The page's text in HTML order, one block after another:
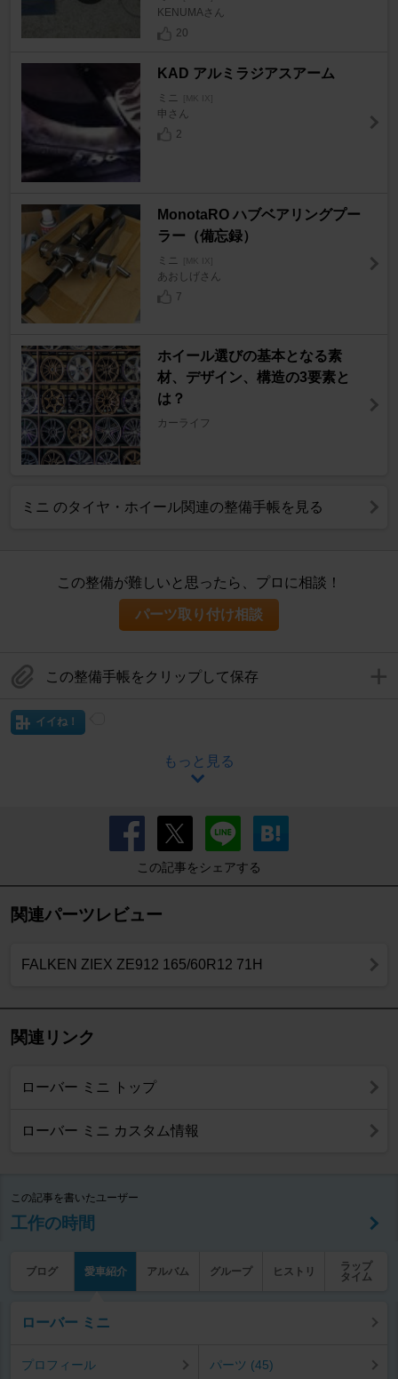
KENUMAさん
20
KAD アルミラジアスアーム
ミニ [MK IX]
申さん
2
MonotaRO ハブベアリングプー
ラー（備忘録）
ミニ [MK IX]
あおしげさん
7
ホイール選びの基本となる素
材、デザイン、構造の3要素と
は？
カーライフ
ミニ のタイヤ・ホイール関連の整備手帳を見る
この整備が難しいと思ったら、プロに相談！
パーツ取り付け相談
この整備手帳をクリップして保存
イイね！
もっと見る
この記事をシェアする
関連パーツレビュー
FALKEN ZIEX ZE912 165/60R12 71H
関連リンク
ローバー ミニ トップ
ローバー ミニ カスタム情報
この記事を書いたユーザー
工作の時間
ブログ 愛車紹介 アルバム グループ ヒストリ
ラップ
タイム
ローバー ミニ
プロフィール パーツ (45)